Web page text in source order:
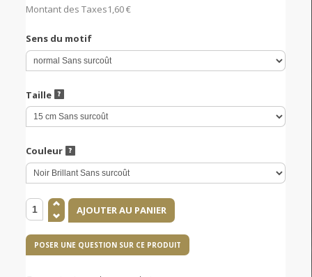
Montant des Taxes1,60 €
Sens du motif
Taille
Couleur
POSER UNE QUESTION SUR CE PRODUIT